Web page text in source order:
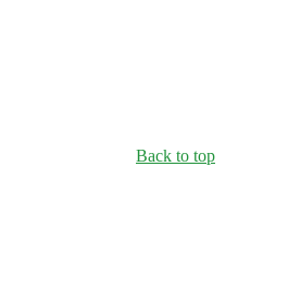
Back to top